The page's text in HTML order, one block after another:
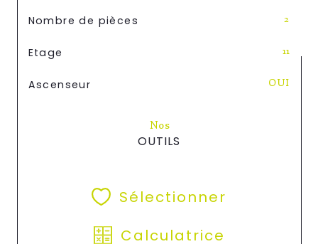
Nombre de pièces 2
Etage 11
Ascenseur OUI
Nos
OUTILS
Sélectionner
Calculatrice